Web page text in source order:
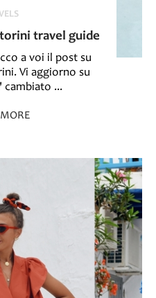
travel guide
a voi il post su
Vi aggiorno su
cambiato ...